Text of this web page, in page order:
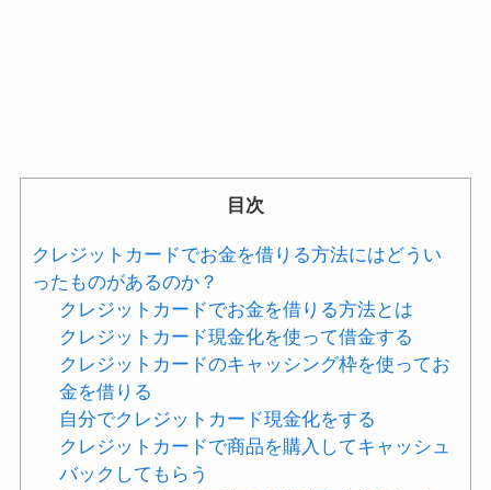
目次
クレジットカードでお金を借りる方法にはどうい
ったものがあるのか？
クレジットカードでお金を借りる方法とは
クレジットカード現金化を使って借金する
クレジットカードのキャッシング枠を使ってお
金を借りる
自分でクレジットカード現金化をする
クレジットカードで商品を購入してキャッシュ
バックしてもらう